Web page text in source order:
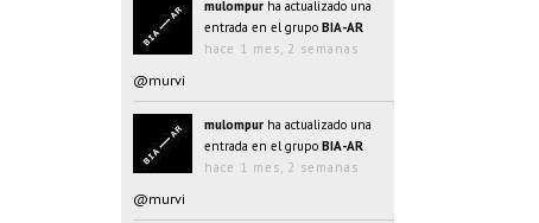
mulompur ha actualizado una
entrada en el grupo BIA-AR
hace 1 mes, 2 semanas
@murvi
mulompur ha actualizado una
entrada en el grupo BIA-AR
hace 1 mes, 2 semanas
@murvi